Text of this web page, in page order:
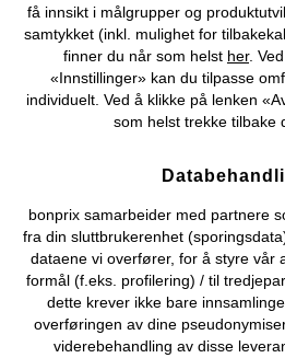
få innsikt i målgrupper og
samtykket (inkl. mulighet for
finner du når som helst her.
«Innstillinger» kan du tilpasse
individuelt. Ved å klikke på lenken
som helst trekke tilbake
bonprix samarbeider med partnere
fra din sluttbrukerenhet
dataene vi overfører, for å styre vår
formål (f.eks. profilering) / til
dette krever ikke bare
overføringen av dine
viderebehandling av disse